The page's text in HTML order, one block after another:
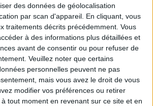
des données de géolocalisation
par scan d'appareil. En cliquant, vous
traitements décrits précédemment. Vous
à des informations plus détaillées et
avant de consentir ou pour refuser de
Veuillez noter que certains
personnelles peuvent ne pas
mais vous avez le droit de vous
modifier vos préférences ou retirer
tout moment en revenant sur ce site et en
& Motivation Voir tout
Service-client et de la
Savoir Maigrir vous aident
à vous rapprocher
votre objectif minceur.